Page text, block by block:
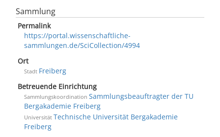
Sammlung
Permalink
https://portal.wissenschaftliche-
sammlungen.de/SciCollection/4994
Ort
Stadt Freiberg
Betreuende Einrichtung
Sammlungskoordination Sammlungsbeauftragter der TU
Bergakademie Freiberg
Universität Technische Universität Bergakademie
Freiberg